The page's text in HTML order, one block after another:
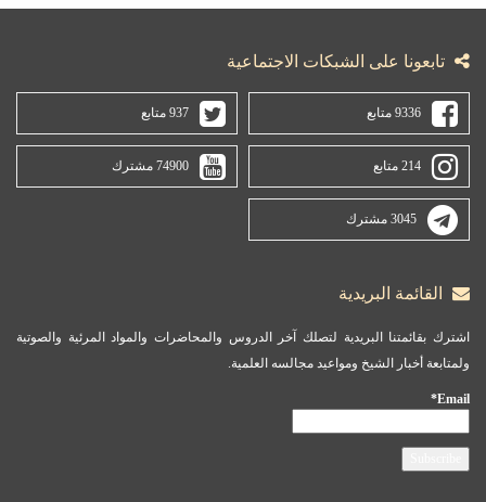
تابعونا على الشبكات الاجتماعية
9336 متابع 937 متابع
214 متابع 74900 مشترك
3045 مشترك
القائمة البريدية
اشترك بقائمتنا البريدية لتصلك آخر الدروس والمحاضرات والمواد المرئية والصوتية
ولمتابعة أخبار الشيخ ومواعيد مجالسه العلمية.
Email*